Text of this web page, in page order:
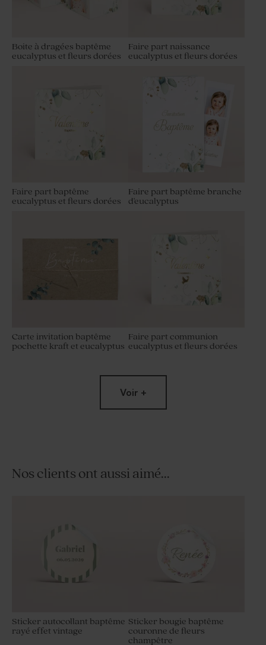
Boite à dragées baptême
eucalyptus et fleurs dorées
Faire part naissance
eucalyptus et fleurs dorées
Faire part baptême
eucalyptus et fleurs dorées
Faire part baptême branche
d'eucalyptus
Carte invitation baptême
pochette kraft et eucalyptus
Faire part communion
eucalyptus et fleurs dorées
Voir +
Nos clients ont aussi aimé...
Sticker autocollant baptême
rayé effet vintage
Sticker bougie baptême
couronne de fleurs
champêtre